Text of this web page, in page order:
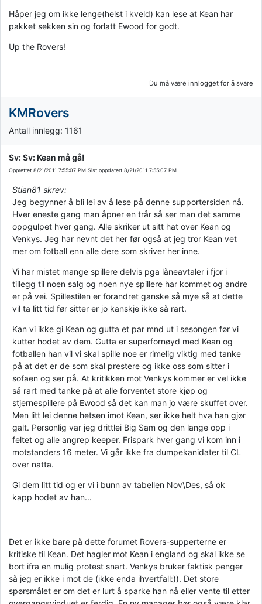
Håper jeg om ikke lenge(helst i kveld) kan lese at Kean har
pakket sekken sin og forlatt Ewood for godt.
Up the Rovers!
Du må være innlogget for å svare
KMRovers
Antall innlegg: 1161
Sv: Sv: Kean må gå!
Opprettet 8/21/2011 7:55:07 PM Sist oppdatert 8/21/2011 7:55:07 PM
Stian81 skrev:
Jeg begynner å bli lei av å lese på denne supportersiden nå.
Hver eneste gang man åpner en trår så ser man det samme
oppgulpet hver gang. Alle skriker ut sitt hat over Kean og
Venkys. Jeg har nevnt det her før også at jeg tror Kean vet
mer om fotball enn alle dere som skriver her inne.
Vi har mistet mange spillere delvis pga låneavtaler i fjor i
tillegg til noen salg og noen nye spillere har kommet og andre
er på vei. Spillestilen er forandret ganske så mye så at dette
vil ta litt tid før sitter er jo kanskje ikke så rart.
Kan vi ikke gi Kean og gutta et par mnd ut i sesongen før vi
kutter hodet av dem. Gutta er superfornøyd med Kean og
fotballen han vil vi skal spille noe er rimelig viktig med tanke
på at det er de som skal prestere og ikke oss som sitter i
sofaen og ser på. At kritikken mot Venkys kommer er vel ikke
så rart med tanke på at alle forventet store kjøp og
stjernespillere på Ewood så det kan man jo være skuffet over.
Men litt lei denne hetsen imot Kean, ser ikke helt hva han gjør
galt. Personlig var jeg drittlei Big Sam og den lange opp i
feltet og alle angrep keeper. Frispark hver gang vi kom inn i
motstanders 16 meter. Vi går ikke fra dumpekanidater til CL
over natta.
Gi dem litt tid og er vi i bunn av tabellen Nov\Des, så ok
kapp hodet av han...
Det er ikke bare på dette forumet Rovers-supperterne er
kritiske til Kean. Det hagler mot Kean i england og skal ikke se
bort ifra en mulig protest snart. Venkys bruker faktisk penger
så jeg er ikke i mot de (ikke enda ihvertfall:)). Det store
spørsmålet er om det er lurt å sparke han nå eller vente til etter